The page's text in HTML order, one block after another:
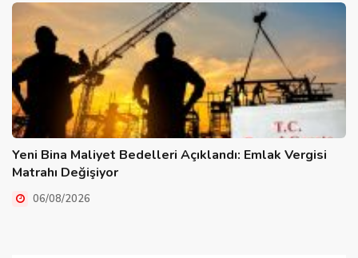
Yeni Bina Maliyet Bedelleri Açıklandı: Emlak Vergisi
Matrahı Değişiyor
06/08/2026